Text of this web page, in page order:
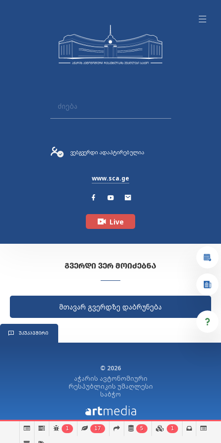
ᲣᲙᲣᲙᲐᲕᲨᲘᲠᲘ
ვებგვერდი ადაპტირებულია
www.sca.ge
Live
ᲒᲕᲔᲠᲓᲘ ᲕᲔᲠ ᲛᲝᲘᲫᲔᲑᲜᲐ
მთავარ გვერდზე დაბრუნება
© 2026
აჭარის ავტონომიური
რესპუბლიკის უმაღლესი
საბჭო
1 17 5 1